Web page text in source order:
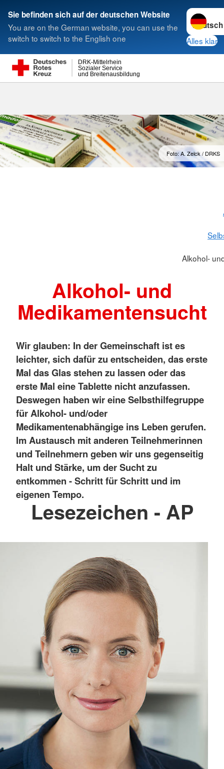
Sie befinden sich auf der deutschen Website
You are on the German website, you can use the
switch to switch to the English one
Sprache
Alles klar
und Breitenausbildung
Sozialer Service
DRK-Mittelrhein
Suche
Foto: A. Zelck / DRKS
Alkohol-
Alkohol- und
Medikamentensucht
Wir glauben: In der Gemeinschaft ist es
leichter, sich dafür zu entscheiden, das erste
Mal das Glas stehen zu lassen oder das
erste Mal eine Tablette nicht anzufassen.
Deswegen haben wir eine Selbsthilfegruppe
für Alkohol- und/oder
Medikamentenabhängige ins Leben gerufen.
Im Austausch mit anderen Teilnehmerinnen
und Teilnehmern geben wir uns gegenseitig
Halt und Stärke, um der Sucht zu
entkommen - Schritt für Schritt und im
eigenen Tempo.
Lesezeichen - AP